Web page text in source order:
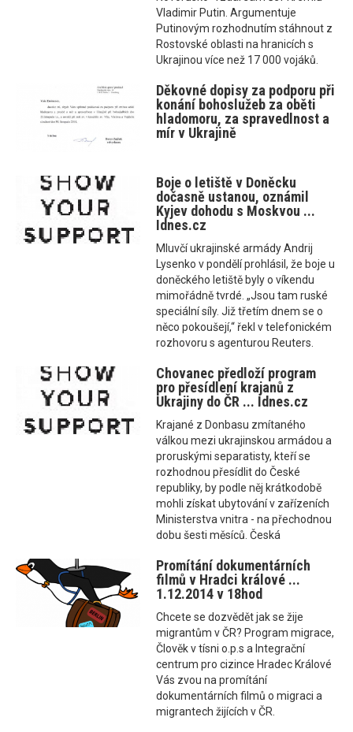
Vladimir Putin. Argumentuje
Putinovým rozhodnutím stáhnout z
Rostovské oblasti na hranicích s
Ukrajinou více než 17 000 vojáků.
Děkovné dopisy za podporu při
konání bohoslužeb za oběti
hladomoru, za spravedlnost a
mír v Ukrajině
Boje o letiště v Doněcku
dočasně ustanou, oznámil
Kyjev dohodu s Moskvou ...
Idnes.cz
Mluvčí ukrajinské armády Andrij
Lysenko v pondělí prohlásil, že boje u
doněckého letiště byly o víkendu
mimořádně tvrdé. „Jsou tam ruské
speciální síly. Již třetím dnem se o
něco pokoušejí,“ řekl v telefonickém
rozhovoru s agenturou Reuters.
Chovanec předloží program
pro přesídlení krajanů z
Ukrajiny do ČR ... Idnes.cz
Krajané z Donbasu zmítaného
válkou mezi ukrajinskou armádou a
proruskými separatisty, kteří se
rozhodnou přesídlit do České
republiky, by podle něj krátkodobě
mohli získat ubytování v zařízeních
Ministerstva vnitra - na přechodnou
dobu šesti měsíců. Česká
Promítání dokumentárních
filmů v Hradci králové ...
1.12.2014 v 18hod
Chcete se dozvědět jak se žije
migrantům v ČR? Program migrace,
Člověk v tísni o.p.s a Integrační
centrum pro cizince Hradec Králové
Vás zvou na promítání
dokumentárních filmů o migraci a
migrantech žijících v ČR.